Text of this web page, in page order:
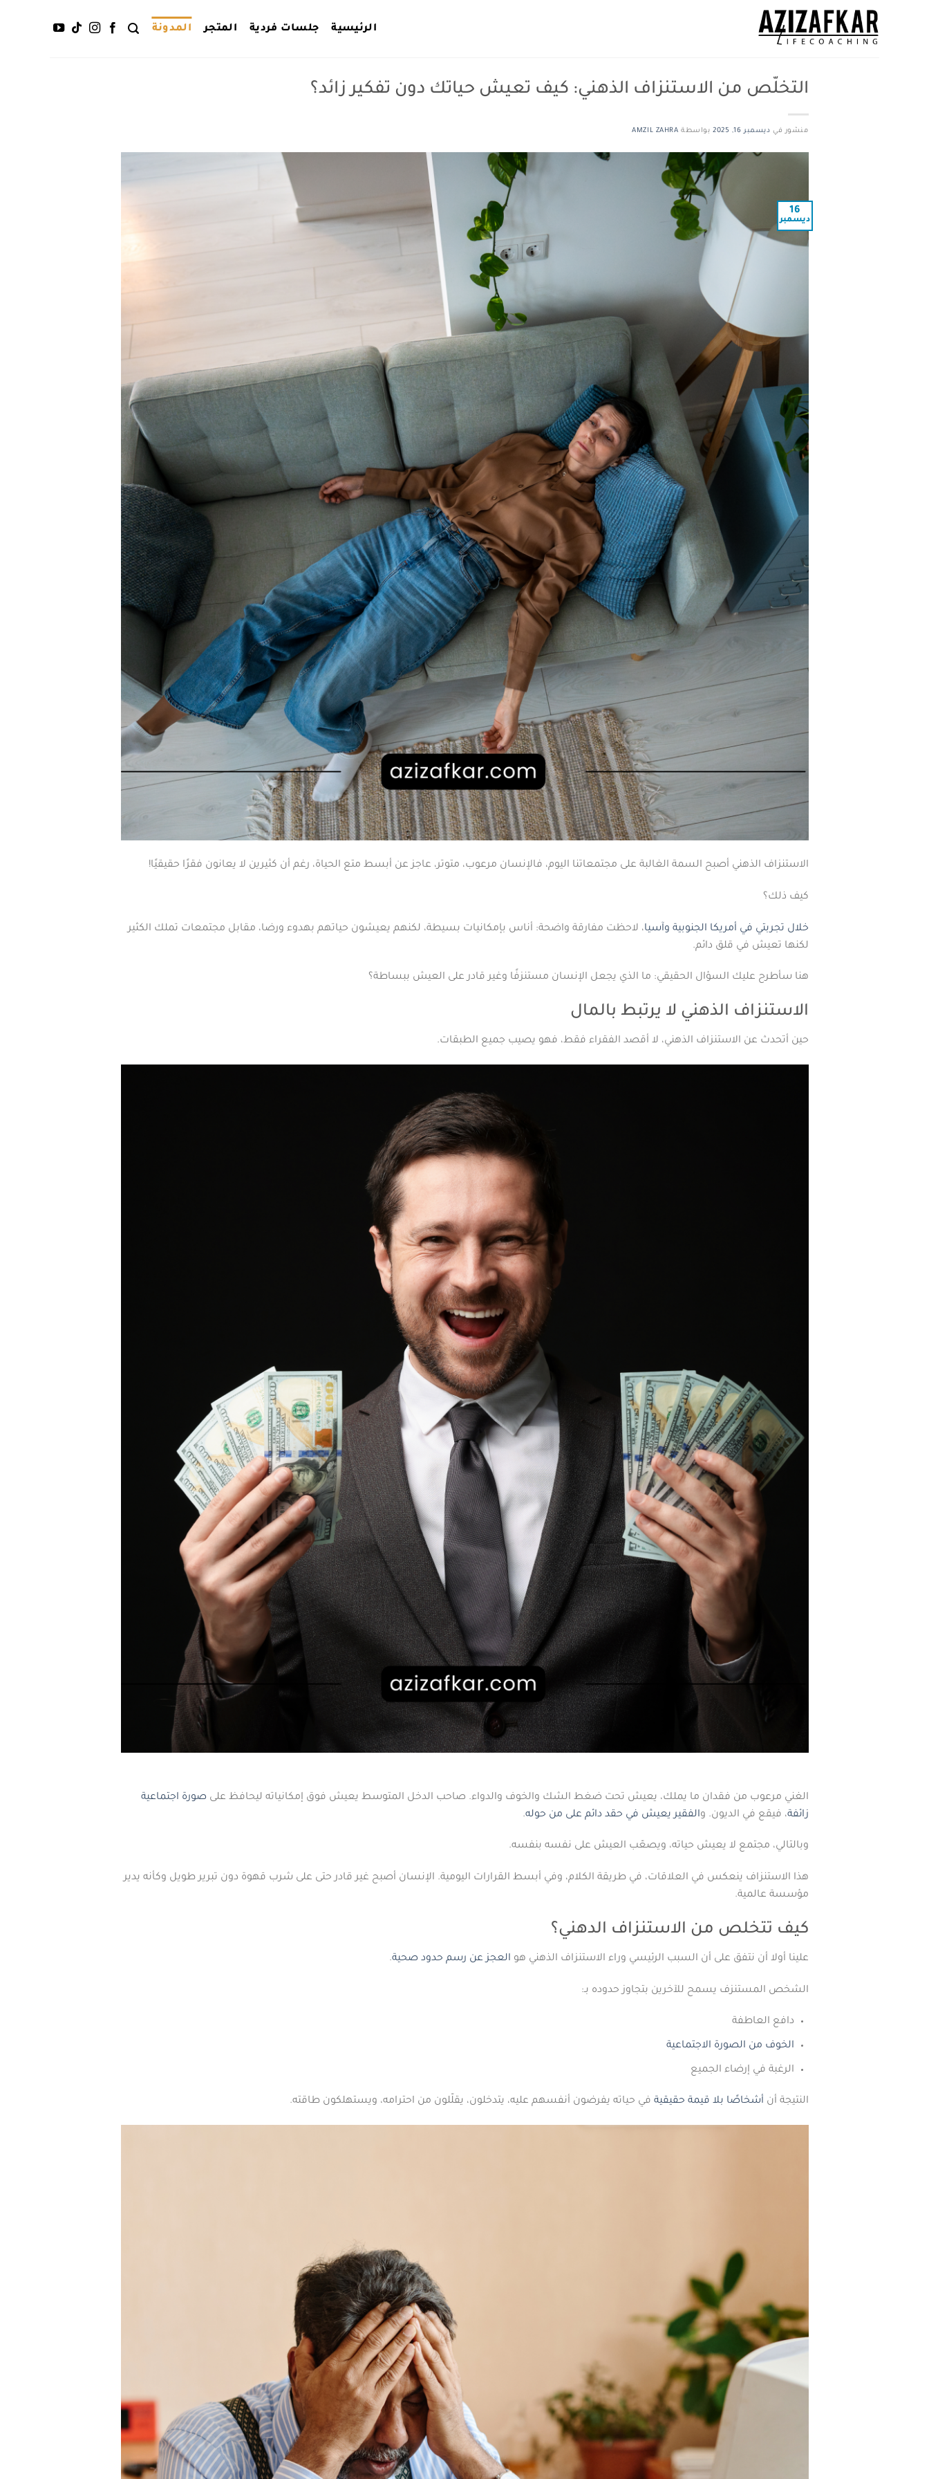
الرئيسية جلسات فردية المتجر المدونة
التخلّص من الاستنزاف الذهني: كيف تعيش حياتك دون تفكير زائد؟
منشور في ديسمبر 16, 2025 بواسطة AMZIL ZAHRA
16
ديسمبر
الاستنزاف الذهني أصبح السمة الغالبة على مجتمعاتنا اليوم، فالإنسان مرعوب، متوتر، عاجز عن أبسط متع الحياة، رغم أن كثيرين لا يعانون فقرًا حقيقيًا!
كيف ذلك؟
خلال تجربتي في أمريكا الجنوبية وآسيا، لاحظت مفارقة واضحة: أناس بإمكانيات بسيطة، لكنهم يعيشون حياتهم بهدوء ورضا، مقابل مجتمعات تملك الكثير
لكنها تعيش في قلق دائم.
هنا سأطرح عليك السؤال الحقيقي: ما الذي يجعل الإنسان مستنزفًا وغير قادر على العيش ببساطة؟
الاستنزاف الذهني لا يرتبط بالمال
حين أتحدث عن الاستنزاف الذهني، لا أقصد الفقراء فقط، فهو يصيب جميع الطبقات.
الغني مرعوب من فقدان ما يملك، يعيش تحت ضغط الشك والخوف والدواء. صاحب الدخل المتوسط يعيش فوق إمكانياته ليحافظ على صورة اجتماعية
زائفة، فيقع في الديون. والفقير يعيش في حقد دائم على من حوله.
وبالتالي، مجتمع لا يعيش حياته، ويصعّب العيش على نفسه بنفسه.
هذا الاستنزاف ينعكس في العلاقات، في طريقة الكلام، وفي أبسط القرارات اليومية. الإنسان أصبح غير قادر حتى على شرب قهوة دون تبرير طويل وكأنه يدير
مؤسسة عالمية.
كيف تتخلص من الاستنزاف الدهني؟
علينا أولا أن نتفق على أن السبب الرئيسي وراء الاستنزاف الذهني هو العجز عن رسم حدود صحية.
الشخص المستنزف يسمح للآخرين بتجاوز حدوده بـ:
دافع العاطفة
الخوف من الصورة الاجتماعية
الرغبة في إرضاء الجميع
النتيجة أن أشخاصًا بلا قيمة حقيقية في حياته يفرضون أنفسهم عليه، يتدخلون، يقلّلون من احترامه، ويستهلكون طاقته.